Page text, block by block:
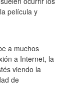
película y
a muchos
a Internet, la
viendo la
de